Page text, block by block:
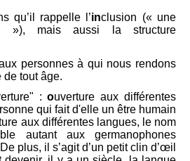
qu’il rappelle l’inclusion (« une
»), mais aussi la structure
personnes à qui nous rendons
de tout âge.
:ouverture aux différentes
qui fait d'elle un être humain
aux différentes langues, le nom
autant aux germanophones
plus, il s’agit d’un petit clin d’œil